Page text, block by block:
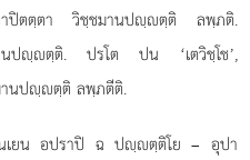
ปิตตฺตา วิชฺชมานปฺตฺติ ลพฺภติ.
ปฺตฺติ. ปรโต ปน ‘เตวิชฺโช’,
านปฺตฺติ ลพฺภตีติ.
เยน อปราปิ ฉ ปฺตฺติโย – อุปา